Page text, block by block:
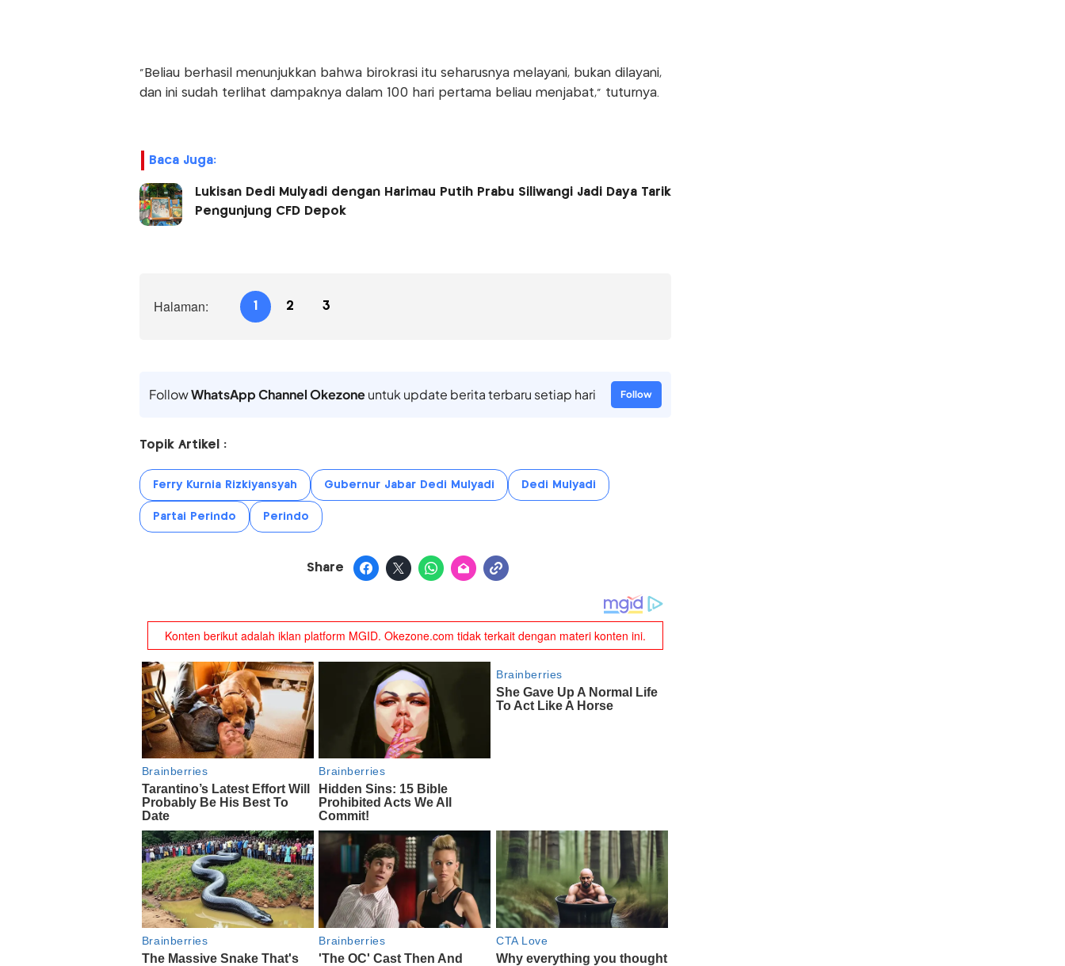
"Beliau berhasil menunjukkan bahwa birokrasi itu seharusnya melayani, bukan dilayani,
dan ini sudah terlihat dampaknya dalam 100 hari pertama beliau menjabat," tuturnya.
Baca Juga:
Lukisan Dedi Mulyadi dengan Harimau Putih Prabu Siliwangi Jadi Daya Tarik
Pengunjung CFD Depok
Halaman: 1 2 3
FollowWhatsApp Channel Okezoneuntuk update berita terbaru setiap hari Follow
Topik Artikel :
Ferry Kurnia Rizkiyansyah Gubernur Jabar Dedi Mulyadi Dedi Mulyadi
Partai Perindo Perindo
Share